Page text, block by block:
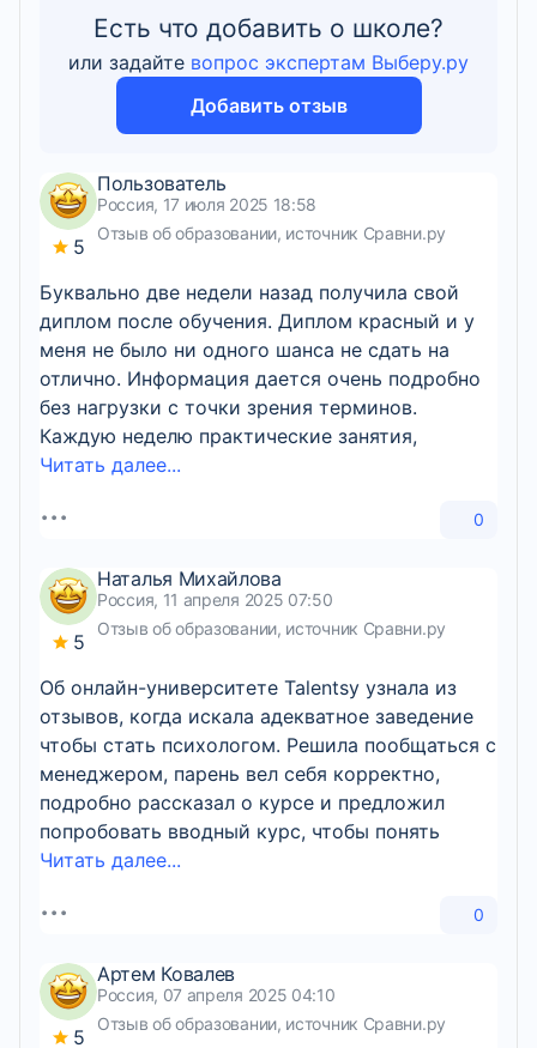
Есть что добавить о школе?
или задайте вопрос экспертам Выберу.ру
Добавить отзыв
5
Пользователь
Россия, 17 июля 2025 18:58
Отзыв об образовании, источник Сравни.ру
Буквально две недели назад получила свой
диплом после обучения. Диплом красный и у
меня не было ни одного шанса не сдать на
отлично. Информация дается очень подробно
без нагрузки с точки зрения терминов.
Каждую неделю практические занятия,
Читать далее...
0
5
Наталья Михайлова
Россия, 11 апреля 2025 07:50
Отзыв об образовании, источник Сравни.ру
Об онлайн-университете Talentsy узнала из
отзывов, когда искала адекватное заведение
чтобы стать психологом. Решила пообщаться с
менеджером, парень вел себя корректно,
подробно рассказал о курсе и предложил
попробовать вводный курс, чтобы понять
Читать далее...
0
5
Артем Ковалев
Россия, 07 апреля 2025 04:10
Отзыв об образовании, источник Сравни.ру